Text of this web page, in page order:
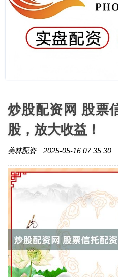
炒股配资网 股票
股，放大收益！
美林配资 2025-05-16 07:35:30